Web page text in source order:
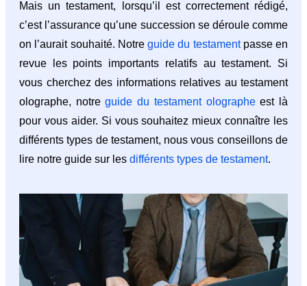
Mais un testament, lorsqu’il est correctement rédigé,
c’est l’assurance qu’une succession se déroule comme
on l’aurait souhaité. Notre guide du testamentpasse en
revue les points importants relatifs au testament. Si
vous cherchez des informations relatives au testament
olographe, notreguide du testament olographeest là
pour vous aider. Si vous souhaitez mieux connaître les
différents types de testament, nous vous conseillons de
lire notre guide sur les différents types de testament.